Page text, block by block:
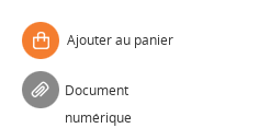
Ajouter au panier
Document
numérique